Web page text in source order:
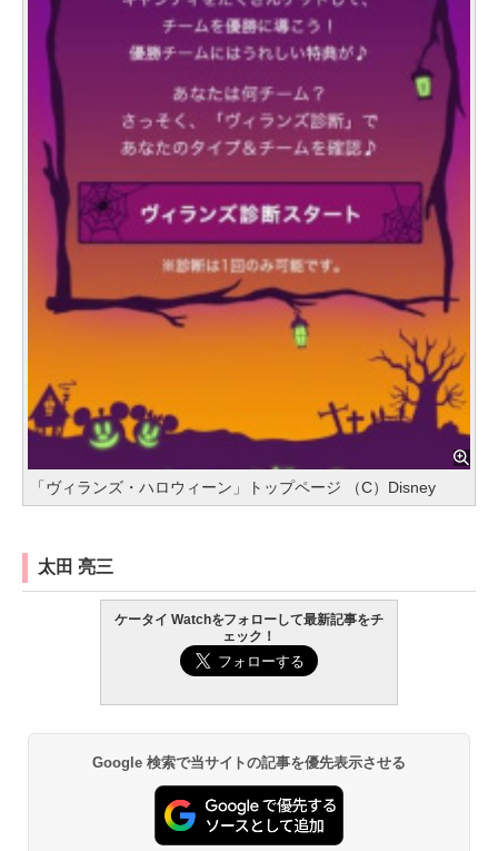
「ヴィランズ・ハロウィーン」トップページ （C）Disney
太田 亮三
ケータイ Watchをフォローして最新記事をチ
ェック！
Google 検索で当サイトの記事を優先表示させる